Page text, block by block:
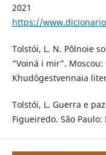
2021
https://
Tolstói, L. N. Pôlnoie
“Voiná i mir”.
Khudôgestvennaia
Tolstói, L. Guerra e
Figueiredo. São Paulo: